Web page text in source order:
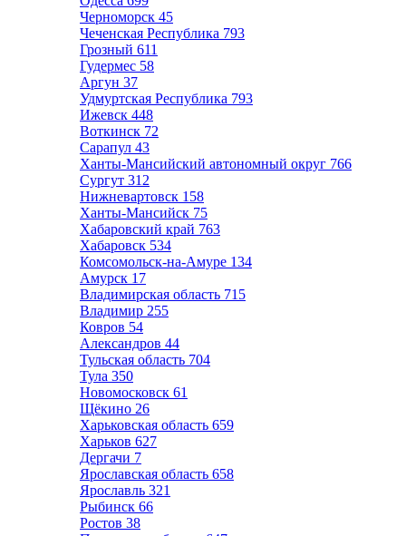
Черноморск 45
Чеченская Республика 793
Грозный 611
Гудермес 58
Аргун 37
Удмуртская Республика 793
Ижевск 448
Воткинск 72
Сарапул 43
Ханты-Мансийский автономный округ 766
Сургут 312
Нижневартовск 158
Ханты-Мансийск 75
Хабаровский край 763
Хабаровск 534
Комсомольск-на-Амуре 134
Амурск 17
Владимирская область 715
Владимир 255
Ковров 54
Александров 44
Тульская область 704
Тула 350
Новомосковск 61
Щёкино 26
Харьковская область 659
Харьков 627
Дергачи 7
Ярославская область 658
Ярославль 321
Рыбинск 66
Ростов 38